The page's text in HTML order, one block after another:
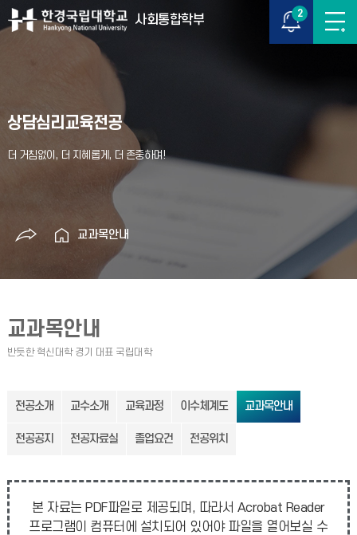
사회통합학부 2
상담심리교육전공
교과목안내
교과목안내
전공소개 교수소개 교육과정 이수체계도 교과목안내
전공공지 전공자료실 졸업요건 전공위치
본 자료는 PDF파일로 제공되며, 따라서 Acrobat Reader
프로그램이 컴퓨터에 설치되어 있어야 파일을 열어보실 수